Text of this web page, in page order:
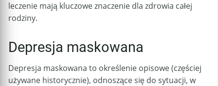
leczenie mają kluczowe znaczenie dla zdrowia całej
rodziny.
Depresja maskowana
Depresja maskowana to określenie opisowe (częściej
używane historycznie), odnoszące się do sytuacji, w